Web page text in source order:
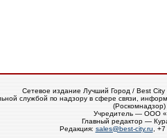
Сетевое издание Лучший Город / Best City
службой по надзору в сфере связи,
(Роскомнадзор)
Учредитель — ООО
Главный редактор —
Редакция: sales@best-city.ru ,